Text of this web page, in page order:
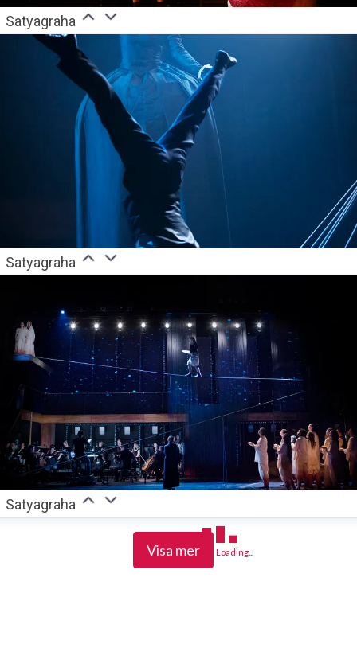
Satyagraha
Satyagraha
Satyagraha
Visa mer Loading...